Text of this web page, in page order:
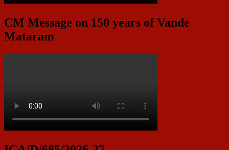
CM Message on 150 years of Vande
Mataram